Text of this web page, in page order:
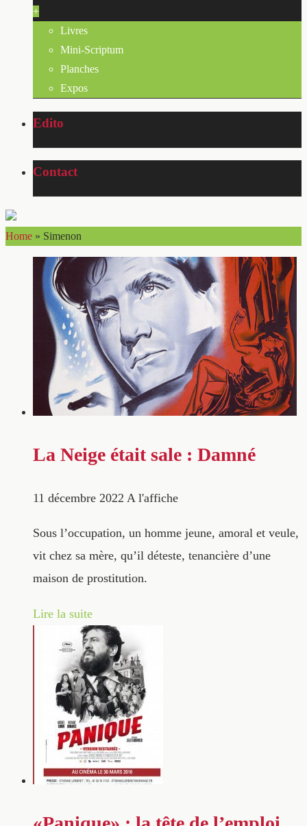
+
Livres
Mini-Scriptum
Planches
Expos
Edito
Contact
Home » Simenon
La Neige était sale : Damné
11 décembre 2022 A l'affiche
Sous l’occupation, un homme jeune, amoral et veule,
vit chez sa mère, qu’il déteste, tenancière d’une
maison de prostitution.
Lire la suite